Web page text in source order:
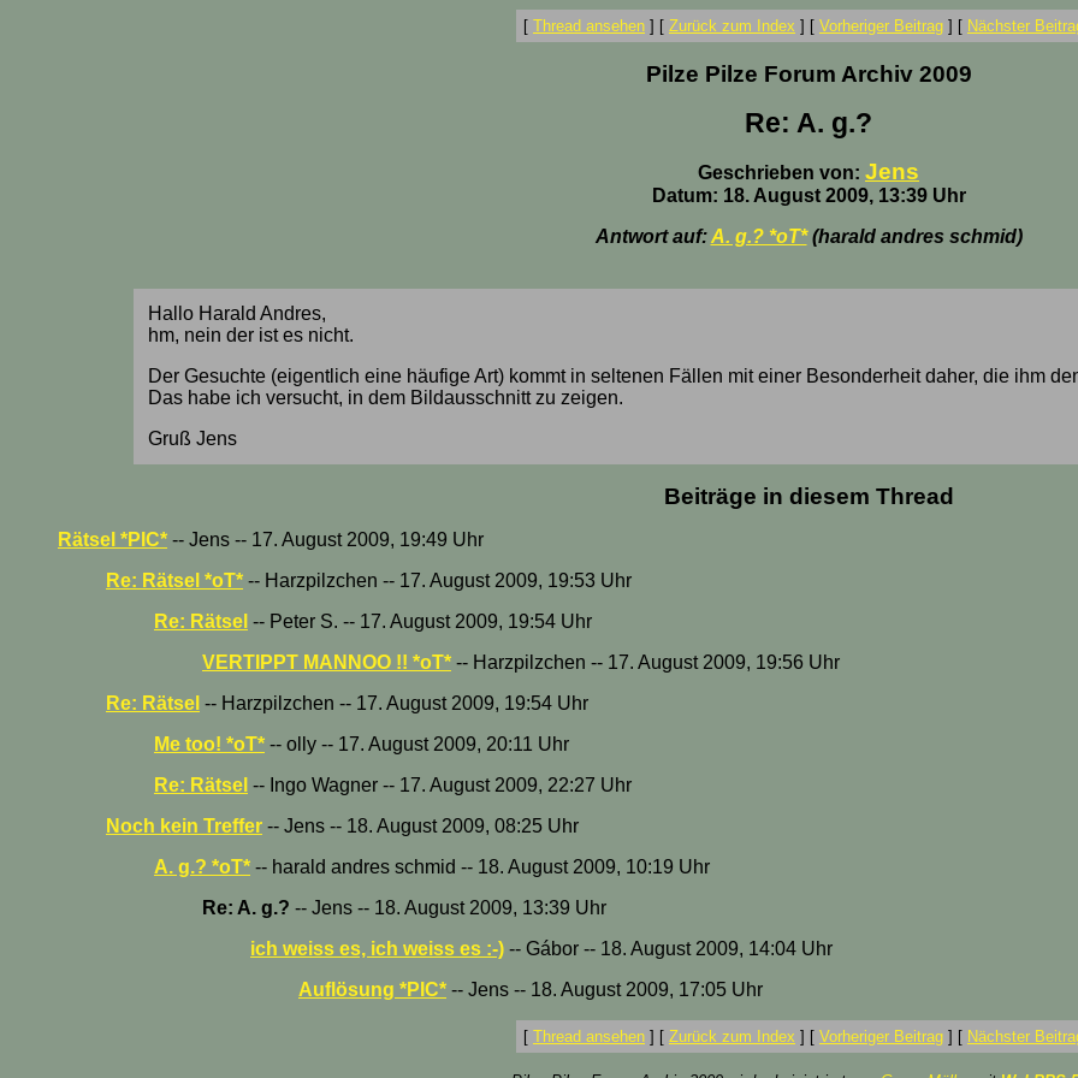
[ Thread ansehen ] [ Zurück zum Index ] [ Vorheriger Beitrag ] [ Nächster
Pilze Pilze Forum Archiv 2009
Re: A. g.?
Geschrieben von: Jens
Datum: 18. August 2009, 13:39 Uhr
Antwort auf:A. g.? *oT*(harald andres schmid)
Hallo Harald Andres,
hm, nein der ist es nicht.
Der Gesuchte (eigentlich eine häufige Art) kommt in seltenen Fällen mit einer Besonderheit daher, die ihm
Das habe ich versucht, in dem Bildausschnitt zu zeigen.
Gruß Jens
Beiträge in diesem Thread
Rätsel *PIC* -- Jens -- 17. August 2009, 19:49 Uhr
Re: Rätsel *oT* -- Harzpilzchen -- 17. August 2009, 19:53 Uhr
Re: Rätsel -- Peter S. -- 17. August 2009, 19:54 Uhr
VERTIPPT MANNOO !! *oT* -- Harzpilzchen -- 17. August 2009, 19:56 Uhr
Re: Rätsel -- Harzpilzchen -- 17. August 2009, 19:54 Uhr
Me too! *oT* -- olly -- 17. August 2009, 20:11 Uhr
Re: Rätsel -- Ingo Wagner -- 17. August 2009, 22:27 Uhr
Noch kein Treffer -- Jens -- 18. August 2009, 08:25 Uhr
A. g.? *oT* -- harald andres schmid -- 18. August 2009, 10:19 Uhr
Re: A. g.? -- Jens -- 18. August 2009, 13:39 Uhr
ich weiss es, ich weiss es :-) -- Gábor -- 18. August 2009, 14:04 Uhr
Auflösung *PIC* -- Jens -- 18. August 2009, 17:05 Uhr
[ Thread ansehen ] [ Zurück zum Index ] [ Vorheriger Beitrag ] [ Nächster